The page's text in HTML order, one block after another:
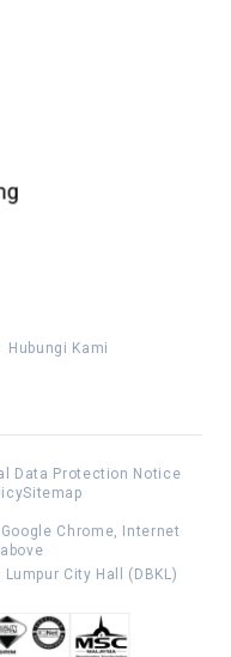
Hubungi Kami
Data Protection Notice
Sitemap
Chrome, Internet
City Hall (DBKL)